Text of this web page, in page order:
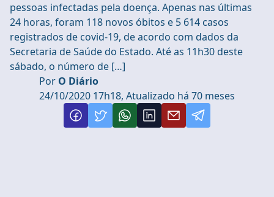
pessoas infectadas pela doença. Apenas nas últimas
24 horas, foram 118 novos óbitos e 5 614 casos
registrados de covid-19, de acordo com dados da
Secretaria de Saúde do Estado. Até as 11h30 deste
sábado, o número de […]
Por O Diário
24/10/2020 17h18, Atualizado há 70 meses